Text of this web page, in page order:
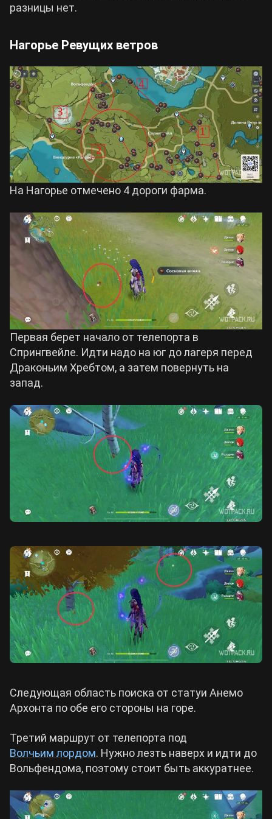
разницы нет.
Нагорье Ревущих ветров
На Нагорье отмечено 4 дороги фарма.
Первая берет начало от телепорта в
Спрингвейле. Идти надо на юг до лагеря перед
Драконьим Хребтом, а затем повернуть на
запад.
Следующая область поиска от статуи Анемо
Архонта по обе его стороны на горе.
Третий маршрут от телепорта под
Волчьим лордом. Нужно лезть наверх и идти до
Вольфендома, поэтому стоит быть аккуратнее.